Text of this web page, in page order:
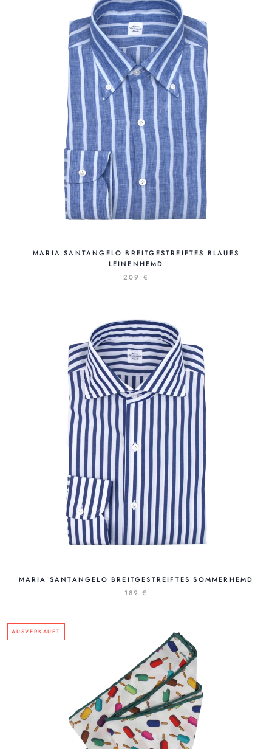
MARIA SANTANGELO BREITGESTREIFTES BLAUES
LEINENHEMD
209 €
MARIA SANTANGELO BREITGESTREIFTES SOMMERHEMD
189 €
AUSVERKAUFT